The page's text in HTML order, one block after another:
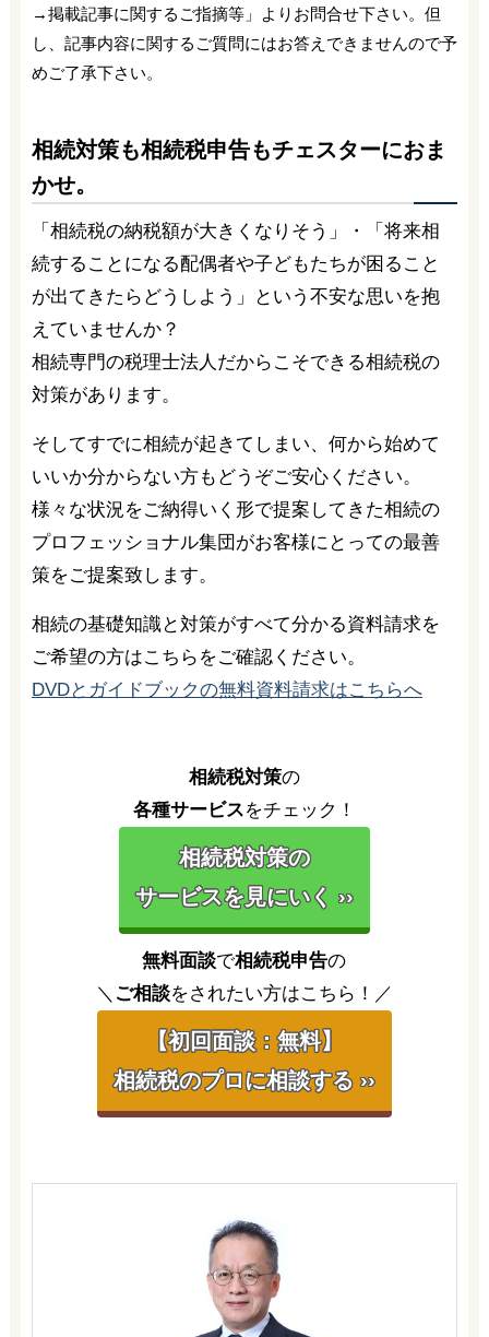
→掲載記事に関するご指摘等」よりお問合せ下さい。但
し、記事内容に関するご質問にはお答えできませんので予
めご了承下さい。
相続対策も相続税申告もチェスターにおま
かせ。
「相続税の納税額が大きくなりそう」・「将来相
続することになる配偶者や子どもたちが困ること
が出てきたらどうしよう」という不安な思いを抱
えていませんか？
相続専門の税理士法人だからこそできる相続税の
対策があります。
そしてすでに相続が起きてしまい、何から始めて
いいか分からない方もどうぞご安心ください。
様々な状況をご納得いく形で提案してきた相続の
プロフェッショナル集団がお客様にとっての最善
策をご提案致します。
相続の基礎知識と対策がすべて分かる資料請求を
ご希望の方はこちらをご確認ください。
DVDとガイドブックの無料資料請求はこちらへ
相続税対策の
各種サービスをチェック！
相続税対策の
サービスを見にいく ››
無料面談で相続税申告の
＼ ご相談をされたい方はこちら！／
【初回面談：無料】
相続税のプロに相談する ››